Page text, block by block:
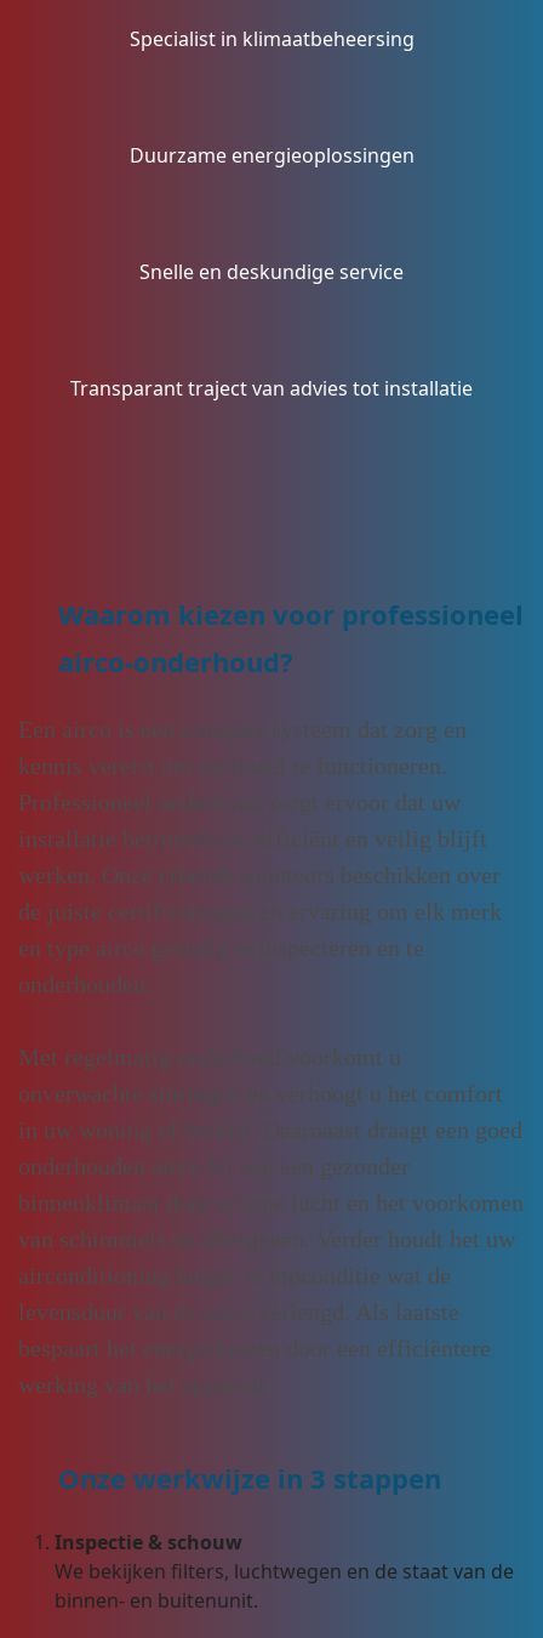
Specialist in klimaatbeheersing
Duurzame energieoplossingen
Snelle en deskundige service
Transparant traject van advies tot installatie
Waarom kiezen voor professioneel
airco-onderhoud?
Een airco is een complex systeem dat zorg en
kennis vereist om optimaal te functioneren.
Professioneel onderhoud zorgt ervoor dat uw
installatie betrouwbaar, efficiënt en veilig blijft
werken. Onze erkende monteurs beschikken over
de juiste certificeringen en ervaring om elk merk
en type airco grondig te inspecteren en te
onderhouden.
Met regelmatig onderhoud voorkomt u
onverwachte storingen en verhoogt u het comfort
in uw woning of bedrijf. Daarnaast draagt een goed
onderhouden airco bij aan een gezonder
binnenklimaat door schone lucht en het voorkomen
van schimmels en allergenen. Verder houdt het uw
airconditioning langer in topconditie wat de
levensduur van de airco verlengd. Als laatste
bespaart het energiekosten door een efficiëntere
werking van het apparaat.
Onze werkwijze in 3 stappen
Inspectie & schouw
We bekijken filters, luchtwegen en de staat van de
binnen- en buitenunit.